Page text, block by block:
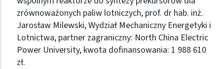
zrównoważonych paliw lotniczych, prof. dr hab. inż.
Jarosław Milewski, Wydział Mechaniczny Energetyki i
Lotnictwa, partner zagraniczny: North China Electric
Power University, kwota dofinansowania: 1 988 610
zł.